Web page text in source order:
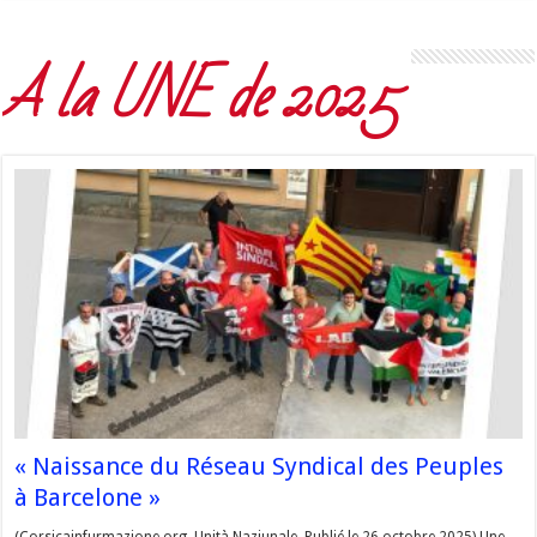
A la UNE de 2025
« Naissance du Réseau Syndical des Peuples
à Barcelone »